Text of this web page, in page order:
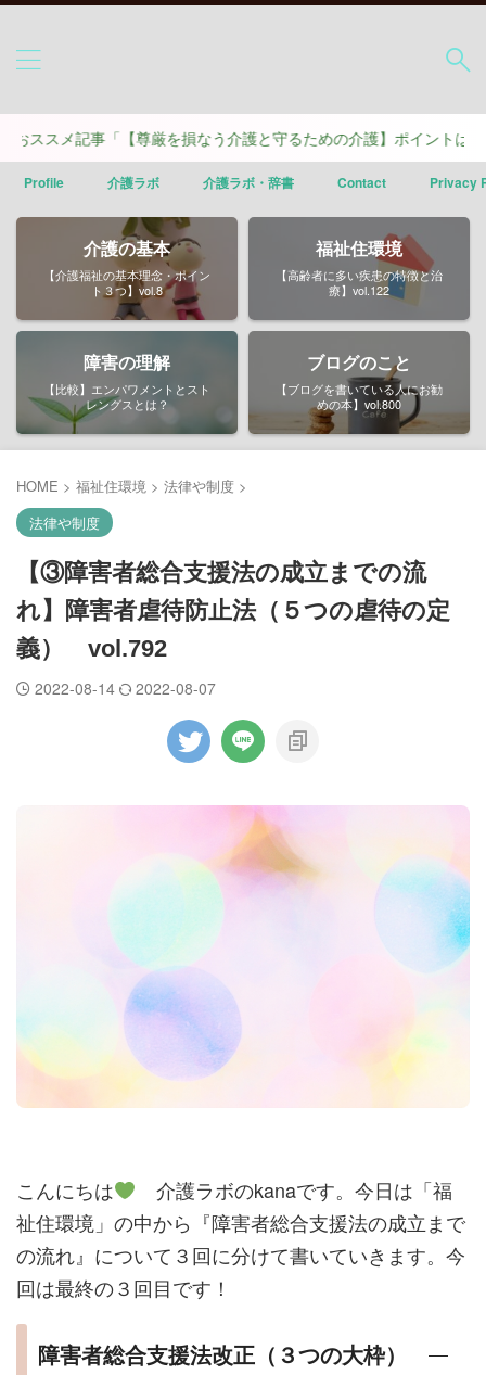
記事「【尊厳を損なう介護と守るための介護】ポイントは４つ」
Profile 介護ラボ 介護ラボ・辞書 Contact Privacy
介護の基本
【介護福祉の基本理念・ポイン
ト３つ】vol.8
福祉住環境
【高齢者に多い疾患の特徴と治
療】vol.122
障害の理解
【比較】エンパワメントとスト
レングスとは？
ブログのこと
【ブログを書いている人にお勧
めの本】vol.800
HOME > 福祉住環境 > 法律や制度 >
法律や制度
【③障害者総合支援法の成立までの流
れ】障害者虐待防止法（５つの虐待の定
義） vol.792
2022-08-14 2022-08-07
こんにちは
介護ラボのkanaです。今日は「福
祉住環境」の中から『障害者総合支援法の成立まで
の流れ』について３回に分けて書いていきます。今
回は最終の３回目です！
障害者総合支援法改正（３つの大枠）